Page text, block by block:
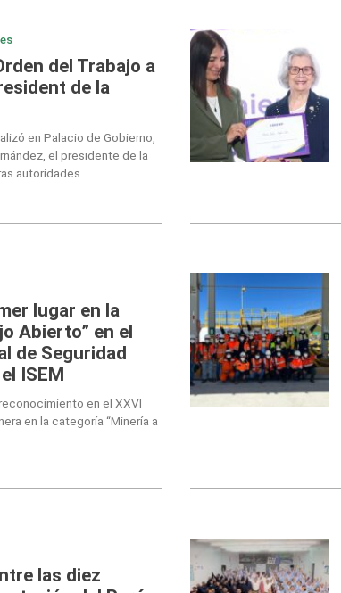
del Trabajo a
de la
en Palacio de Gobierno,
el presidente de la
autoridades.
lugar en la
Abierto” en el
de Seguridad
ISEM
en el XXVI
en la categoría “Minería a
las diez